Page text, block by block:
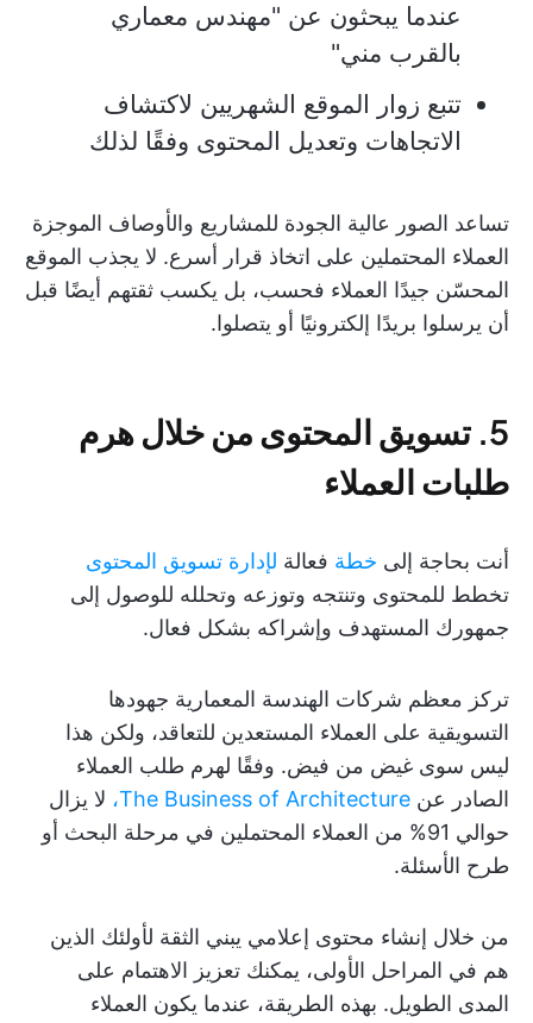
عندما يبحثون عن "مهندس معماري
بالقرب مني"
تتبع زوار الموقع الشهريين لاكتشاف
الاتجاهات وتعديل المحتوى وفقًا لذلك
تساعد الصور عالية الجودة للمشاريع والأوصاف الموجزة
العملاء المحتملين على اتخاذ قرار أسرع. لا يجذب الموقع
المحسّن جيدًا العملاء فحسب، بل يكسب ثقتهم أيضًا قبل
أن يرسلوا بريدًا إلكترونيًا أو يتصلوا.
5. تسويق المحتوى من خلال هرم
طلبات العملاء
أنت بحاجة إلى خطة فعالة لإدارة تسويق المحتوى
تخطط للمحتوى وتنتجه وتوزعه وتحلله للوصول إلى
جمهورك المستهدف وإشراكه بشكل فعال.
تركز معظم شركات الهندسة المعمارية جهودها
التسويقية على العملاء المستعدين للتعاقد، ولكن هذا
ليس سوى غيض من فيض. وفقًا لهرم طلب العملاء
الصادر عن The Business of Architecture، لا يزال
حوالي 91% من العملاء المحتملين في مرحلة البحث أو
طرح الأسئلة.
من خلال إنشاء محتوى إعلامي يبني الثقة لأولئك الذين
هم في المراحل الأولى، يمكنك تعزيز الاهتمام على
المدى الطويل. بهذه الطريقة، عندما يكون العملاء